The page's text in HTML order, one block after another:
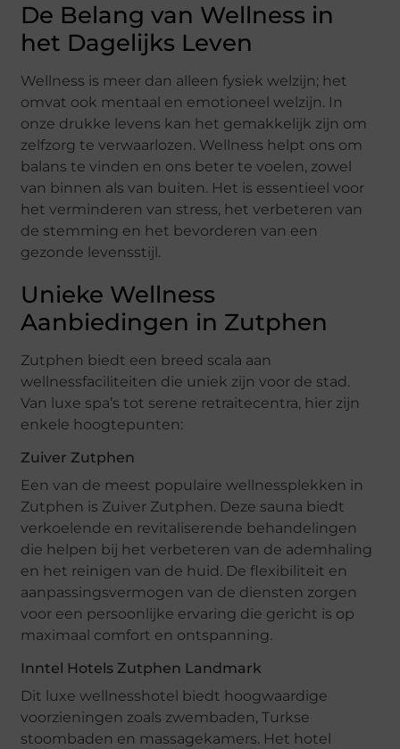
De Belang van Wellness in
het Dagelijks Leven
Wellness is meer dan alleen fysiek welzijn; het
omvat ook mentaal en emotioneel welzijn. In
onze drukke levens kan het gemakkelijk zijn om
zelfzorg te verwaarlozen. Wellness helpt ons om
balans te vinden en ons beter te voelen, zowel
van binnen als van buiten. Het is essentieel voor
het verminderen van stress, het verbeteren van
de stemming en het bevorderen van een
gezonde levensstijl.
Unieke Wellness
Aanbiedingen in Zutphen
Zutphen biedt een breed scala aan
wellnessfaciliteiten die uniek zijn voor de stad.
Van luxe spa’s tot serene retraitecentra, hier zijn
enkele hoogtepunten:
Zuiver Zutphen
Een van de meest populaire wellnessplekken in
Zutphen is Zuiver Zutphen. Deze sauna biedt
verkoelende en revitaliserende behandelingen
die helpen bij het verbeteren van de ademhaling
en het reinigen van de huid. De flexibiliteit en
aanpassingsvermogen van de diensten zorgen
voor een persoonlijke ervaring die gericht is op
maximaal comfort en ontspanning.
Inntel Hotels Zutphen Landmark
Dit luxe wellnesshotel biedt hoogwaardige
voorzieningen zoals zwembaden, Turkse
stoombaden en massagekamers. Het hotel